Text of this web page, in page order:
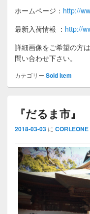
ホームページ： http://
最新入荷情報 ： http://
詳細画像をご希望の方は
問い合わせ下さい。
カテゴリー Sold item
『だるま市』
2018-03-03 に CORLEONE